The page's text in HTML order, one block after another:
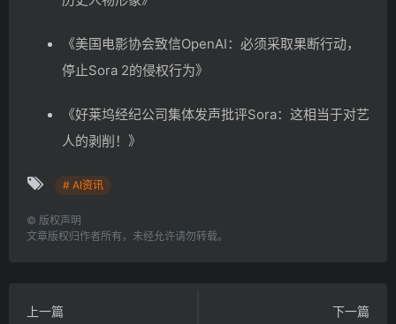
《美国电影协会致信OpenAI：必须采取果断行动，
停止Sora 2的侵权行为》
《好莱坞经纪公司集体发声批评Sora：这相当于对艺
人的剥削！》
# AI资讯
© 版权声明
文章版权归作者所有，未经允许请勿转载。
上一篇 下一篇